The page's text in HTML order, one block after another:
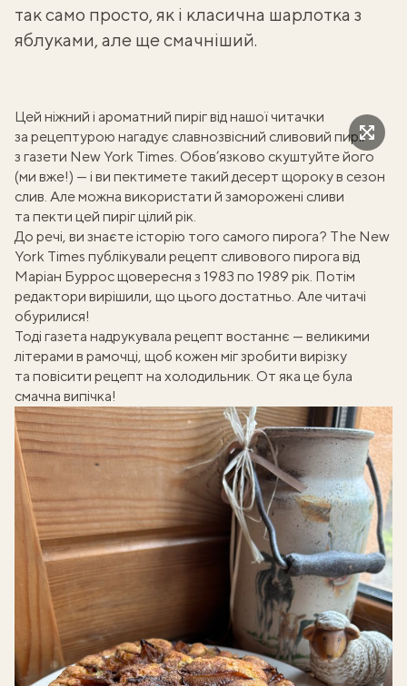
так само просто, як і класична шарлотка з
яблуками, але ще смачніший.
Цей ніжний і ароматний пиріг від нашої читачки
за рецептурою нагадує славнозвісний сливовий пиріг
з газети New York Times. Обов’язково скуштуйте його
(ми вже!) — і ви пектимете такий десерт щороку в сезон
слив. Але можна використати й заморожені сливи
та пекти цей пиріг цілий рік.
До речі, ви знаєте історію того самого пирога? The New
York Times публікували рецепт сливового пирога від
Маріан Буррос щовересня з 1983 по 1989 рік. Потім
редактори вирішили, що цього достатньо. Але читачі
обурилися!
Тоді газета надрукувала рецепт востаннє — великими
літерами в рамочці, щоб кожен міг зробити вирізку
та повісити рецепт на холодильник. От яка це була
смачна випічка!